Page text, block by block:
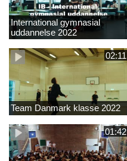
International gymnasial
uddannelse 2022
02:11
Team Danmark klasse 2022
01:42